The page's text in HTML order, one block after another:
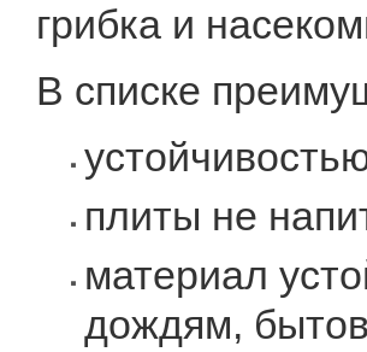
грибка и
В списке
плиты не
материал
дождям,